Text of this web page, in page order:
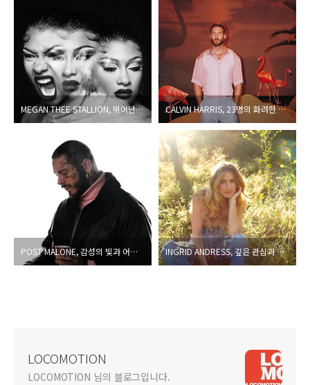
MEGAN THEE STALLION, 뛰어난 랩 스킬과 게스트들의 도움으로 완성한 ‘외상(外傷)매거진 CALVIN HARRIS, 23명의 화려한 손님들을 모신 흥겹고 즐거운 사교 파티 BGM
POST MALONE, 감성의 빛과 어둠을 두루 풀어놓는 신작 INGRID ANDRESS, 깊은 관심과 성과에 안주하지 않고 발표한 또 한 번의 실험작
LOCOMOTION
LOCOMOTION 님의 블로그입니다.